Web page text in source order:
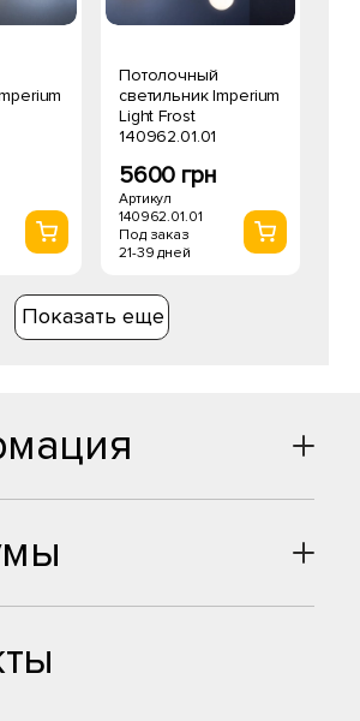
Потолочный
светильник Imperium
Light Frost
140962.01.01
5600 грн
Артикул
140962.01.01
Под заказ
21-39 дней
Показать еще